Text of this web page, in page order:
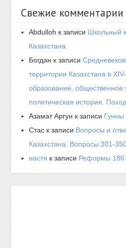
Свежие комментарии
Abdulloh к записи Школьный
Казахстана
Богдан к записи
территории Казахстана в
образование, общественное
политическая история.
Азамат Аргун к записи Гунны
Стас к записи Вопросы и
Казахстана. Вопросы 301-
настя к записи Реформы